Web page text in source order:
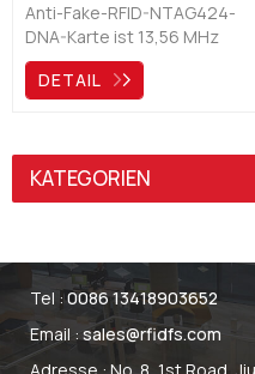
Anti-Fake-RFID-NTAG424-
DNA-Karte ist 13,56 MHz
NTAG424 DNA NFC-Karte
ist High-Authority-
viele große Unternehmen
werden sich dafür
entscheiden, ihr Schema zu
Karten
DETAIL
KATEGORIEN
Tel :0086 13418903652
Email :sales@rfidfs.com